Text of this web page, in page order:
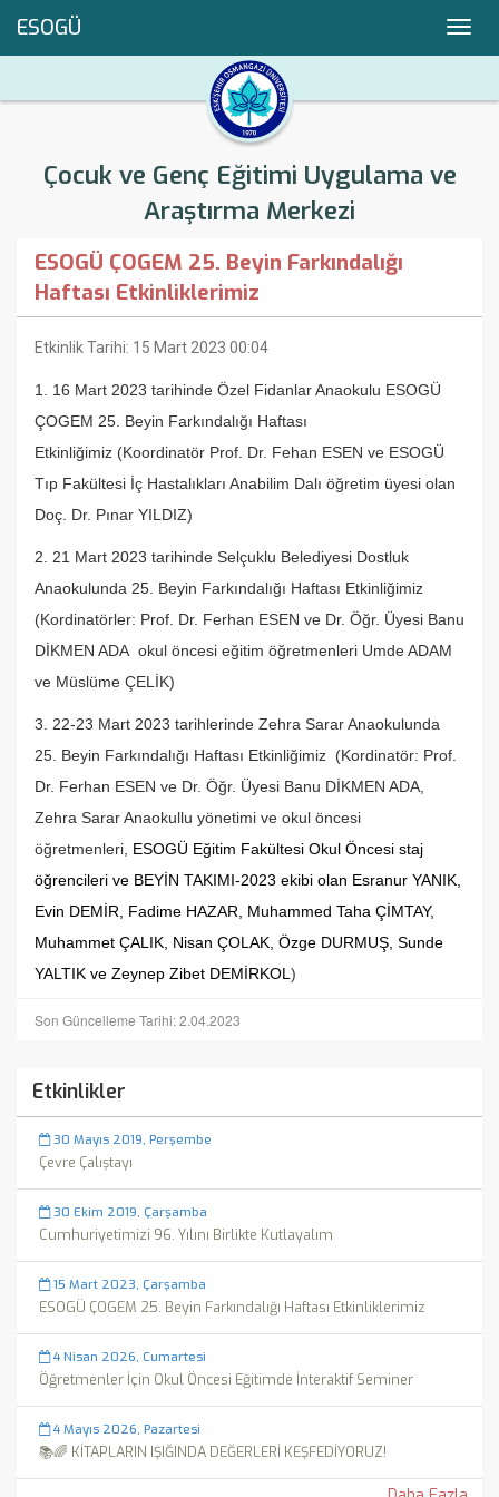
ESOGÜ
Çocuk ve Genç Eğitimi Uygulama ve
Araştırma Merkezi
ESOGÜ ÇOGEM 25. Beyin Farkındalığı
Haftası Etkinliklerimiz
Etkinlik Tarihi: 15 Mart 2023 00:04
1. 16 Mart 2023 tarihinde Özel Fidanlar Anaokulu ESOGÜ
ÇOGEM 25. Beyin Farkındalığı Haftası
Etkinliğimiz (Koordinatör Prof. Dr. Fehan ESEN ve ESOGÜ
Tıp Fakültesi İç Hastalıkları Anabilim Dalı öğretim üyesi olan
Doç. Dr. Pınar YILDIZ)
2. 21 Mart 2023 tarihinde Selçuklu Belediyesi Dostluk
Anaokulunda 25. Beyin Farkındalığı Haftası Etkinliğimiz
(Kordinatörler: Prof. Dr. Ferhan ESEN ve Dr. Öğr. Üyesi Banu
DİKMEN ADA okul öncesi eğitim öğretmenleri Umde ADAM
ve Müslüme ÇELİK)
3. 22-23 Mart 2023 tarihlerinde Zehra Sarar Anaokulunda
25. Beyin Farkındalığı Haftası Etkinliğimiz (Kordinatör: Prof.
Dr. Ferhan ESEN ve Dr. Öğr. Üyesi Banu DİKMEN ADA,
Zehra Sarar Anaokullu yönetimi ve okul öncesi
öğretmenleri, ESOGÜ Eğitim Fakültesi Okul Öncesi staj
öğrencileri ve BEYİN TAKIMI-2023 ekibi olan Esranur YANIK,
Evin DEMİR, Fadime HAZAR, Muhammed Taha ÇİMTAY,
Muhammet ÇALIK, Nisan ÇOLAK, Özge DURMUŞ, Sunde
YALTIK ve Zeynep Zibet DEMİRKOL )
Son Güncelleme Tarihi: 2.04.2023
Etkinlikler
30 Mayıs 2019, Perşembe
Çevre Çalıştayı
30 Ekim 2019, Çarşamba
Cumhuriyetimizi 96. Yılını Birlikte Kutlayalım
15 Mart 2023, Çarşamba
ESOGÜ ÇOGEM 25. Beyin Farkındalığı Haftası Etkinliklerimiz
4 Nisan 2026, Cumartesi
Öğretmenler İçin Okul Öncesi Eğitimde İnteraktif Seminer
4 Mayıs 2026, Pazartesi
📚🌈 KİTAPLARIN IŞIĞINDA DEĞERLERİ KEŞFEDİYORUZ!